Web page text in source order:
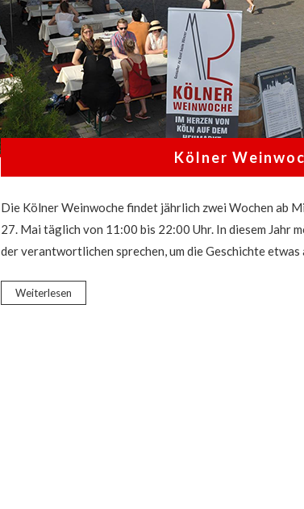
Kölner
Die Kölner Weinwoche findet jährlich zwei Wochen ab
27. Mai täglich von 11:00 bis 22:00 Uhr. In diesem Jahr
der verantwortlichen sprechen, um die Geschichte
Weiterlesen